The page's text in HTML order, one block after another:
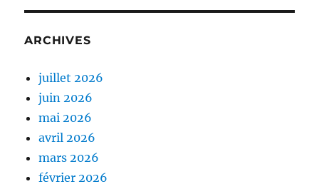
ARCHIVES
juillet 2026
juin 2026
mai 2026
avril 2026
mars 2026
février 2026